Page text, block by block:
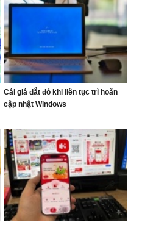
Cái giá đắt đỏ khi liên tục trì hoãn
cập nhật Windows